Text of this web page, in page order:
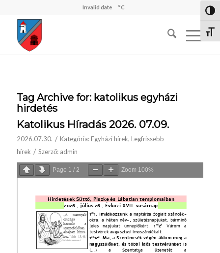
Invalid date °C
Tag Archive for: katolikus egyházi
hirdetés
Katolikus Híradás 2026. 07.09.
2026.07.30. / Kategória:Egyházi hírek, Legfrissebb
hírek / Szerző: admin
Page 1 / 2 Zoom 100%